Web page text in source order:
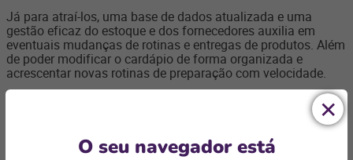
Já para atraí-los, uma base de dados atualizada e uma
gestão eficaz do estoque e dos fornecedores auxilia em
eventuais mudanças de rotinas e entregas de produtos. Além
de poder modificar o cardápio de forma organizada e
acrescentar novas rotinas de preparação com velocidade.
O seu navegador está